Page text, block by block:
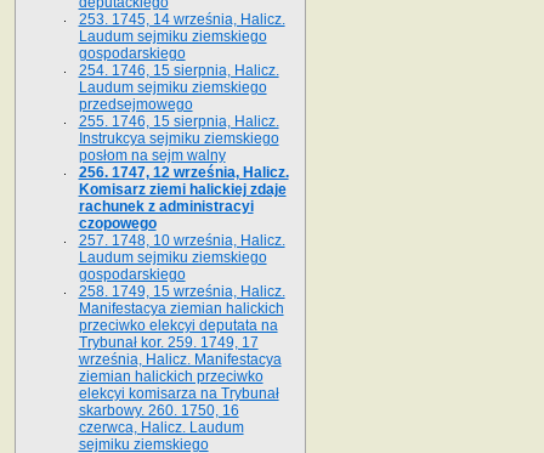
253. 1745, 14 września, Halicz.
Laudum sejmiku ziemskiego
gospodarskiego
254. 1746, 15 sierpnia, Halicz.
Laudum sejmiku ziemskiego
przedsejmowego
255. 1746, 15 sierpnia, Halicz.
Instrukcya sejmiku ziemskiego
posłom na sejm walny
256. 1747, 12 września, Halicz.
Komisarz ziemi halickiej zdaje
rachunek z administracyi
czopowego
257. 1748, 10 września, Halicz.
Laudum sejmiku ziemskiego
gospodarskiego
258. 1749, 15 września, Halicz.
Manifestacya ziemian halickich
przeciwko elekcyi deputata na
Trybunał kor. 259. 1749, 17
września, Halicz. Manifestacya
ziemian halickich przeciwko
elekcyi komisarza na Trybunał
skarbowy. 260. 1750, 16
czerwca, Halicz. Laudum
sejmiku ziemskiego